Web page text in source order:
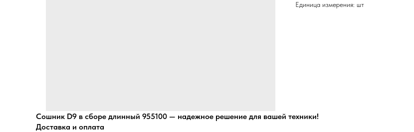
Единица измерения: шт
Сошник D9 в сборе длинный 955100 — надежное решение для вашей техники!
Доставка и оплата